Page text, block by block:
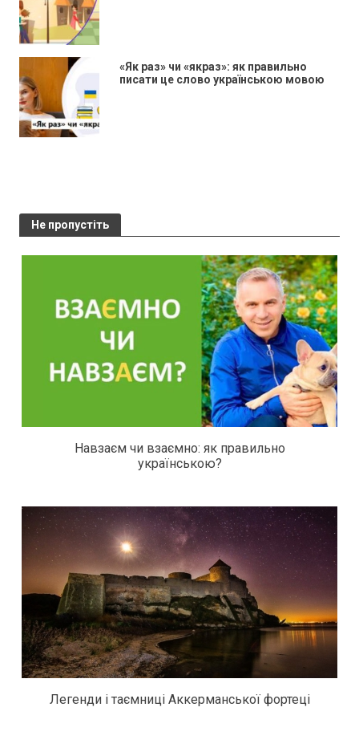
«Як раз» чи «якраз»: як правильно
писати це слово українською мовою
Не пропустіть
Навзаєм чи взаємно: як правильно
українською?
Легенди і таємниці Аккерманської фортеці